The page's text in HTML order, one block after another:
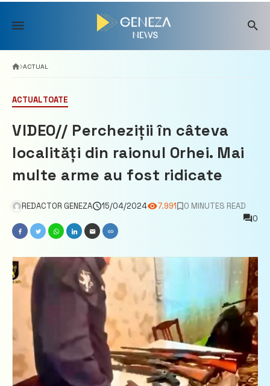
Skip
content
ACTUAL
ACTUALTOATE
VIDEO// Percheziții în câteva
localități din raionul Orhei. Mai
multe arme au fost ridicate
REDACTOR GENEZA 15/04/2024 7.991
0 MINUTES READ
0